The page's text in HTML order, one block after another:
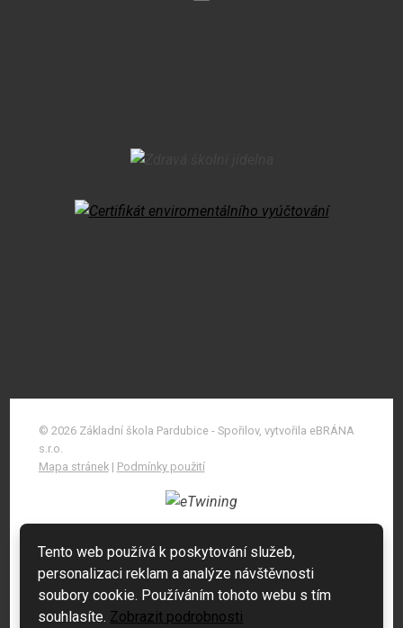
© 2026 Základní škola Pardubice - Spořilov, vytvořila eBRÁNA
s.r.o.
Mapa stránek| Podmínky použití
Tento web používá k poskytování služeb,
personalizaci reklam a analýze návštěvnosti
soubory cookie. Používáním tohoto webu s tím
souhlasíte. Zobrazit podrobnosti